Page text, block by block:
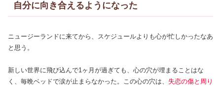
自分に向き合えるようになった
ニュージーランドに来てから、スケジュールよりも心が忙しかったなあ
と思う。
新しい世界に飛び込んで1ヶ月が過ぎても、心の穴が埋まることはな
く、毎晩ベッドで涙が止まらなかった。この心の穴は、 失恋の傷と周り